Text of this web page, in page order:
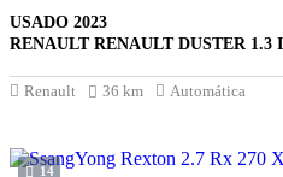
USADO 2023
RENAULT RENAULT DUSTER 1.3
Renault 36 km Automática
14